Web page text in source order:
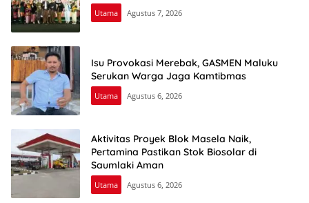
Utama Agustus 7, 2026
Isu Provokasi Merebak, GASMEN Maluku
Serukan Warga Jaga Kamtibmas
Utama Agustus 6, 2026
Aktivitas Proyek Blok Masela Naik,
Pertamina Pastikan Stok Biosolar di
Saumlaki Aman
Utama Agustus 6, 2026